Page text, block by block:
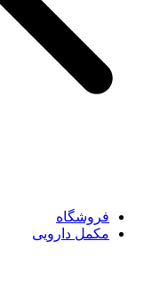
فروشگاه
مکمل دارویی